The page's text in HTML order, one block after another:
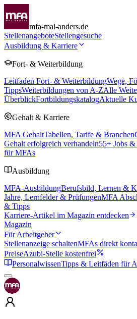
mfa-mal-anders.de
StellenangeboteStellengesuche
Ausbildung & Karriere
Fort- & Weiterbildung
Leitfaden Fort- & WeiterbildungWege,
TippsWeiterbildungen von A-ZAlle
ÜberblickFortbildungskatalogAktuelle
Gehalt & Karriere
MFA GehaltTabellen, Tarife & Branchen
Gehalt erfolgreich verhandeln55+ Jobs
für MFAs
Ausbildung
MFA-AusbildungBerufsbild, Lernen &
Jahre, Lernfelder & PrüfungenMFA
& Tipps
Karriere-Artikel im Magazin entdecken
Magazin
Für Arbeitgeber
Stellenanzeige schaltenMFAs direkt
PreiseAzubi-Stelle kostenfrei
PersonalwissenTipps & Leitfäden für